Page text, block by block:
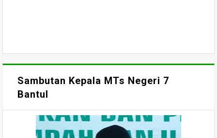
Sambutan Kepala MTs Negeri 7
Bantul